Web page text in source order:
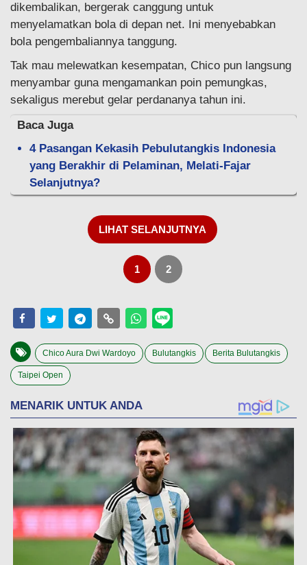
dikembalikan, bergerak canggung untuk
menyelamatkan bola di depan net. Ini menyebabkan
bola pengembaliannya tanggung.
Tak mau melewatkan kesempatan, Chico pun langsung
menyambar guna mengamankan poin pemungkas,
sekaligus merebut gelar perdananya tahun ini.
Baca Juga
4 Pasangan Kekasih Pebulutangkis Indonesia
yang Berakhir di Pelaminan, Melati-Fajar
Selanjutnya?
LIHAT SELANJUTNYA
1 2
Chico Aura Dwi Wardoyo Bulutangkis Berita Bulutangkis
Taipei Open